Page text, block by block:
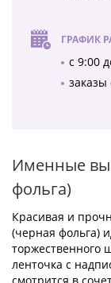
ГРАФИК
с 9:00
Именные
фольга)
Красивая и
(черная фольга)
торжественного
ленточка с